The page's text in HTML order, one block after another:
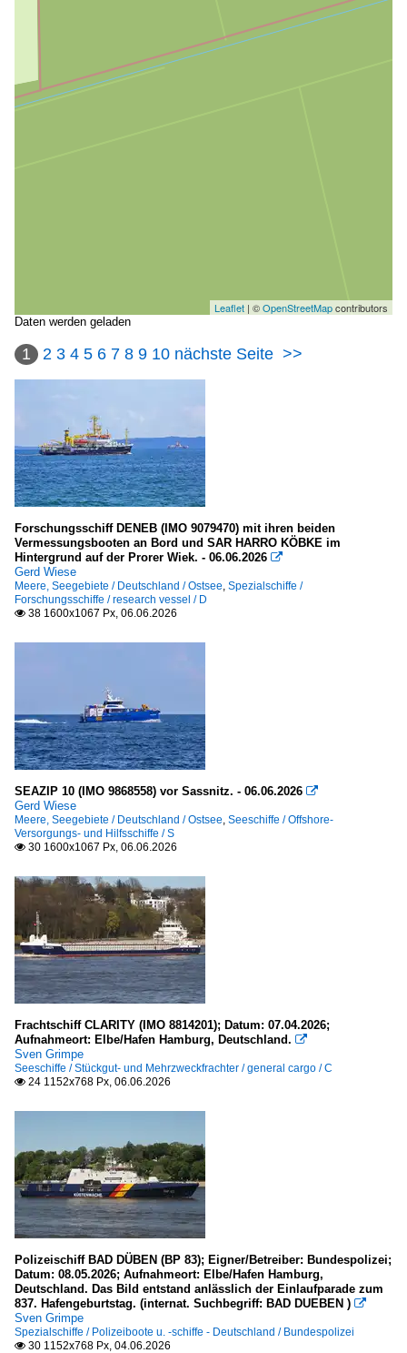
Leaflet | ©OpenStreetMapcontributors
Daten werden geladen
1 2 3 4 5 6 7 8 9 10 nächste Seite >>
Forschungsschiff DENEB (IMO 9079470) mit ihren beiden
Vermessungsbooten an Bord und SAR HARRO KÖBKE im
Hintergrund auf der Prorer Wiek. - 06.06.2026 
Gerd Wiese
Meere, Seegebiete / Deutschland / Ostsee Spezialschiffe /
Forschungsschiffe / research vessel / D
 38 1600x1067 Px, 06.06.2026
SEAZIP 10 (IMO 9868558) vor Sassnitz. - 06.06.2026 
Gerd Wiese
Meere, Seegebiete / Deutschland / Ostsee Seeschiffe / Offshore-
Versorgungs- und Hilfsschiffe / S
 30 1600x1067 Px, 06.06.2026
Frachtschiff CLARITY (IMO 8814201); Datum: 07.04.2026;
Aufnahmeort: Elbe/Hafen Hamburg, Deutschland. 
Sven Grimpe
Seeschiffe / Stückgut- und Mehrzweckfrachter / general cargo / C
 24 1152x768 Px, 06.06.2026
Polizeischiff BAD DÜBEN (BP 83); Eigner/Betreiber: Bundespolizei;
Datum: 08.05.2026; Aufnahmeort: Elbe/Hafen Hamburg,
Deutschland. Das Bild entstand anlässlich der Einlaufparade zum
837. Hafengeburtstag. (internat. Suchbegriff: BAD DUEBEN ) 
Sven Grimpe
Spezialschiffe / Polizeiboote u. -schiffe - Deutschland / Bundespolizei
 30 1152x768 Px, 04.06.2026